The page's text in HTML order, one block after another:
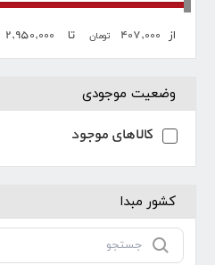
از ۴۰۷,۰۰۰ تومان تا ۲,۹۵۰,۰۰۰
وضعیت موجودی
کالاهای موجود
کشور مبدا